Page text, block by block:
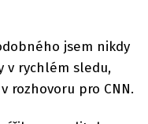
jsem nikdy
v rychlém sledu,
rozhovoru pro CNN.